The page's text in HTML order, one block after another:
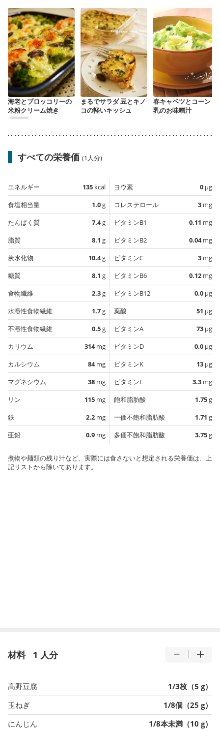
海老とブロッコリーの
米粉クリーム焼き
まるでサラダ 豆とキノ
コの軽いキッシュ
春キャベツとコーン 豆
乳のお味噌汁
すべての栄養価 (1人分)
エネルギー 135 kcal
食塩相当量
1.0g
たんぱく質
7.4g
脂質
8.1 g
炭水化物
10.4g
糖質
8.1 g
食物繊維
2.3g
水溶性食物繊維
1.7g
不溶性食物繊維
0.5g
カリウム
314mg
カルシウム
84mg
マグネシウム
38 mg
リン
115 mg
鉄
2.2 mg
亜鉛
0.9 mg
ヨウ素 0 µg
コレステロール
3 mg
ビタミンB1
0.11 mg
ビタミンB2
0.04mg
ビタミンC
3 mg
ビタミンB6
0.12 mg
ビタミンB12
0.0 µg
葉酸
51 µg
ビタミンA
73 µg
ビタミンD
0.0 µg
ビタミンK
13 µg
ビタミンE
3.3 mg
飽和脂肪酸
1.75g
一価不飽和脂肪酸
1.71 g
多価不飽和脂肪酸
3.75g
煮物や麺類の残り汁など、実際には食さないと想定される栄養価は、上
記リストから除いてあります。
材料 1 人分
高野豆腐
1/3枚（5 g）
玉ねぎ
1/8個（25 g）
にんじん
1/8本未満（10 g）